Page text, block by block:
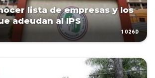
lista de empresas y los
adeudan al IPS
1026D